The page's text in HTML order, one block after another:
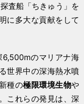
査船「ちきゅう」を
に多大な貢献をして
のマリアナ海
世界中の深海熱水噴
種の極限環境生物や
これらの発見は、深